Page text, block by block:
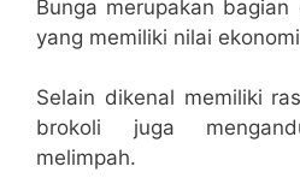
Bunga merupakan
yang memiliki nilai
Selain dikenal memiliki
brokoli juga
melimpah.